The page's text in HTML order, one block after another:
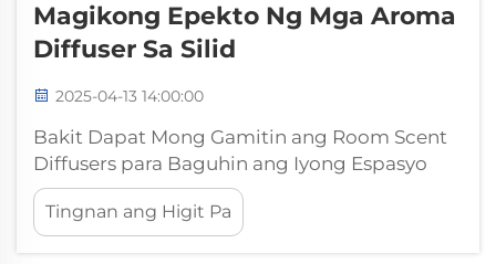
Magikong Epekto Ng Mga Aroma
Diffuser Sa Silid
2025-04-13 14:00:00
Bakit Dapat Mong Gamitin ang Room Scent
Diffusers para Baguhin ang Iyong Espasyo
Pagpapabuti ng Mood at Pagbawas ng
Stress Ayon sa mga sikologo, ang mga scent
diffusers para sa kuwarto ay talagang
Tingnan ang Higit Pa